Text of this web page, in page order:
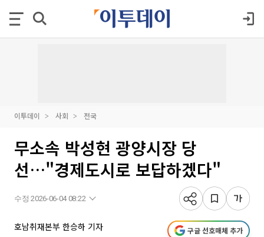
이투데이 사회 전국
무소속 박성현 광양시장 당
선…"경제도시로 보답하겠다"
수정 2026-06-04 08:22
호남취재본부 한승하 기자 구글 선호매체 추가